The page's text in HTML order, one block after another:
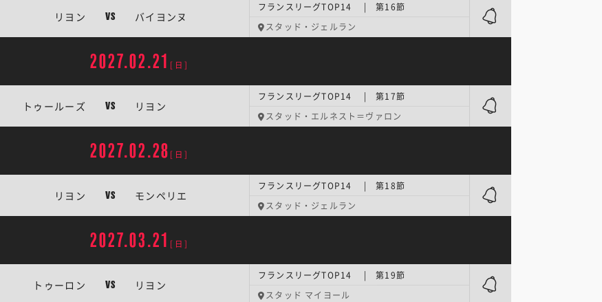
リヨン VS バイヨンヌ
フランスリーグTOP14 | 第16節
スタッド・ジェルラン
2027.02.21 [日]
トゥールーズ VS リヨン
フランスリーグTOP14 | 第17節
スタッド・エルネスト＝ヴァロン
2027.02.28 [日]
リヨン VS モンペリエ
フランスリーグTOP14 | 第18節
スタッド・ジェルラン
2027.03.21 [日]
トゥーロン VS リヨン
フランスリーグTOP14 | 第19節
スタッド マイヨール